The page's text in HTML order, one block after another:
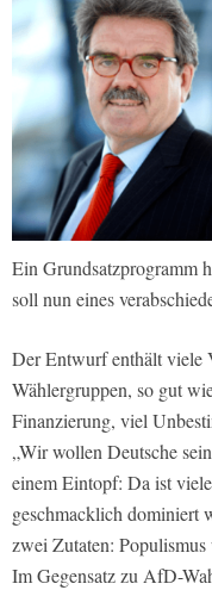
Ein Grundsatzprogramm
soll nun eines
Der Entwurf enthält viele
Wählergruppen, so gut
Finanzierung, viel
„Wir wollen Deutsche
einem Eintopf: Da ist
geschmacklich dominiert
zwei Zutaten:
Im Gegensatz zu AfD-